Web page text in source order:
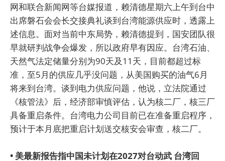
网和联合新闻网等台媒报道，赖清德星期六上午到台中
出席磐石会会长交接典礼谈到台湾能源供应时，透露上
述信息。面对当前中东局势，赖清德提到，国安团队很
早就研判战争会爆发，所以政府早有因应。台湾石油、
天然气法定储量分别为90天及11天，目前都超过标
准，至5月的供应几乎没问题，从美国购买的油气6月
将来到台湾。谈到电力供应问题，他说，立法院通过
《核管法》后，经济部审慎评估，认为核二厂，核三厂
具备重启条件。台湾电力公司目前已在准备重启程序，
预计于本月底把重启计划送交核安会审查，核二厂。
• 美最新报告指中国未计划在2027对台动武 台湾回